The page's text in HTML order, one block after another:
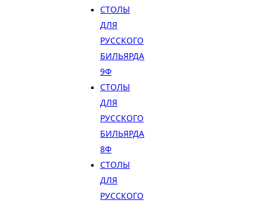
СТОЛЫ
ДЛЯ
РУССКОГО
БИЛЬЯРДА
9Ф
СТОЛЫ
ДЛЯ
РУССКОГО
БИЛЬЯРДА
8Ф
СТОЛЫ
ДЛЯ
РУССКОГО